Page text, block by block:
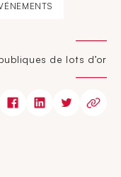
de lots d’or